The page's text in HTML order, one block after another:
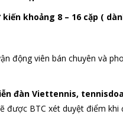
khoảng 8 – 16 cặp (
động viên bán chuyên và
đàn Viettennis,
được BTC xét duyệt điểm khi